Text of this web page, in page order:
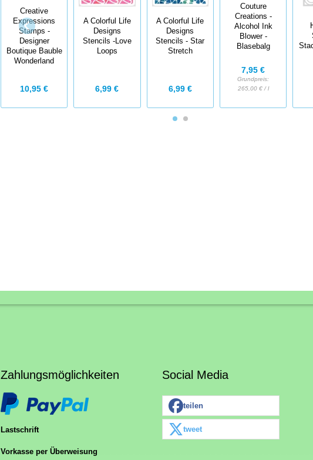
Creative
Expressions
Stamps -
Designer
Boutique Bauble
Wonderland
10,95 €
A Colorful Life
Designs
Stencils -Love
Loops
6,99 €
A Colorful Life
Designs
Stencils - Star
Stretch
6,99 €
Couture
Creations -
Alcohol Ink
Blower -
Blasebalg
7,95 €
Grundpreis:
265,00 € / l
Zahlungsmöglichkeiten
Lastschrift
Vorkasse per Überweisung
Social Media
teilen
tweet